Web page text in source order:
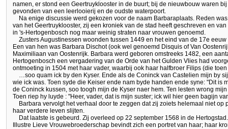
namen, er stond een Geertruyklooster in de buurt; bij de nieuwbouw waren
gevonden van een leerlooierij en de oudste waterpoort.
Na enige discussie werd gekozen voor de naam Barbaraplaats. Reden
van het Geertruyklooster, zij een kroniek van de stad heeft geschreven en
in 's-Hertogenbosch nog maar weinig straten naar vrouwen genoemd.
Zusters Augustinessen woonden tussen 1449 en het eind van de 17e
Een van hen was Barbara Dischot (ook wel genoemd Disquis of Van
Maximiliaan van Oostenrijk. Barbara werd geboren omstreeks 1482, een
Hertogenbosch een vergadering van de Orde van het Gulden Vlies had
ontmoeting in 1504 met haar vader, waarbij ook haar halfbroer Filips (die
…soo quam ick by den Kyser. Ende als de Coninck van Castelien mijn by
wie ick was. Toen syde die Keiser ende nam byde handen ende syne: "Dit is
de Coninck kussen, soo toogh mijn de Kyser naer hem. Ten lesten wrong
Toen riep hy luyde : "Heer, vader, dat is mijn suster; ick wil hier geen bagijn
Barbara vervolgt het verhaal door te zeggen dat zij zoiets helemaal niet op
haar verdere leven slijten.
Dat laatste is gebeurd. Zij overleed op 22 september 1568 in de
Illustre Lieve Vrouwebroederschap bevindt zich een portret van haar; haar